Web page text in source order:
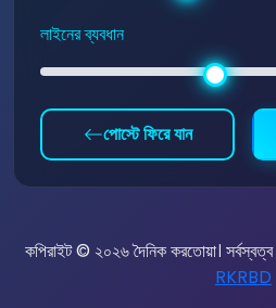
লাইনের ব্যবধান
পোস্টে ফিরে যান
কপিরাইট © ২০২৬ দৈনিক করতোয়া।
RKRBD